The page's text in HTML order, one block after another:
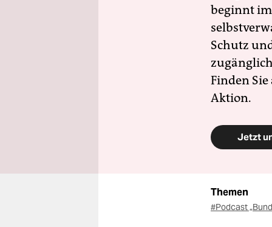
beginnt
Schutz
Finden
Aktion.
Jetzt
Themen
#Podcast